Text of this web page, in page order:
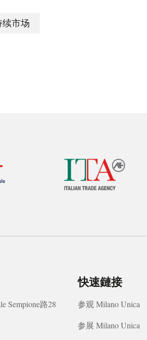
续市场
Sempione路28
快速鏈接
参观 Milano Unica
参展 Milano Unica